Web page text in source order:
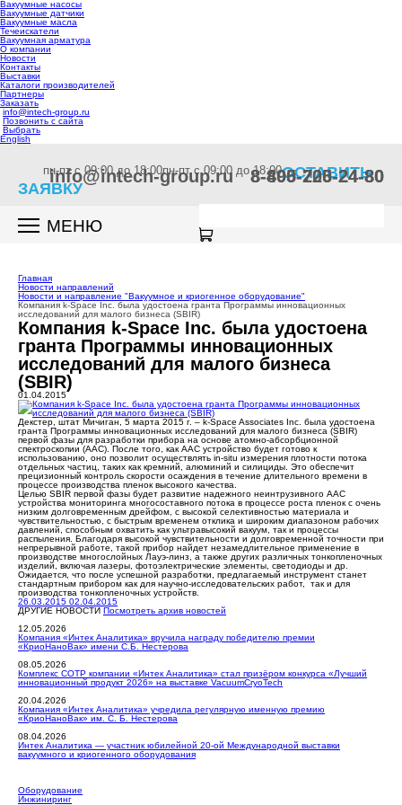
Вакуумные насосы
Вакуумные датчики
Вакуумные масла
Течеискатели
Вакуумная арматура
О компании
Новости
Контакты
Выставки
Каталоги производителей
Партнеры
Заказать
info@intech-group.ru
Позвонить с сайта
Выбрать
English
8-800-200-24-80
пн-пт c 09:00 до 18:00 8-495-725-24-80
пн-пт c 09:00 до 18:00
info@intech-group.ru
ОСТАВИТЬ
ЗАЯВКУ
МЕНЮ
Главная
Новости направлений
Новости и направление "Вакуумное и криогенное оборудование"
Компания k-Space Inc. была удостоена гранта Программы инновационных
исследований для малого бизнеса (SBIR)
Компания k-Space Inc. была удостоена
гранта Программы инновационных
исследований для малого бизнеса
(SBIR)
01.04.2015
Декстер, штат Мичиган, 5 марта 2015 г. – k-Space Associates Inc. была удостоена
гранта Программы инновационных исследований для малого бизнеса (SBIR)
первой фазы для разработки прибора на основе атомно-абсорбционной
спектроскопии (ААС). После того, как ААС устройство будет готово к
использованию, оно позволит осуществлять in-situ измерения плотности потока
отдельных частиц, таких как кремний, алюминий и силициды. Это обеспечит
прецизионный контроль скорости осаждения в течение длительного времени в
процессе производства пленок высокого качества.
Целью SBIR первой фазы будет развитие надежного неинтрузивного ААС
устройства мониторинга многосоставного потока в процессе роста пленок с очень
низким долговременным дрейфом, с высокой селективностью материала и
чувствительностью, с быстрым временем отклика и широким диапазоном рабочих
давлений, способным охватить как ультравысокий вакуум, так и процессы
распыления. Благодаря высокой чувствительности и долговременной точности при
непрерывной работе, такой прибор найдет незамедлительное применение в
производстве многослойных Лауэ-линз, а также других различных тонкопленочных
изделий, включая лазеры, фотоэлектрические элементы, светодиоды и др.
Ожидается, что после успешной разработки, предлагаемый инструмент станет
стандартным прибором как для научно-исследовательских работ, так и для
производства тонкопленочных устройств.
26.03.2015 02.04.2015
ДРУГИЕ НОВОСТИ Посмотреть архив новостей
12.05.2026
Компания «Интек Аналитика» вручила награду победителю премии
«КриоНаноВак» имени С.Б. Нестерова
08.05.2026
Комплекс СОТР компании «Интек Аналитика» стал призёром конкурса «Лучший
инновационный продукт 2026» на выставке VacuumCryoTech
20.04.2026
Компания «Интек Аналитика» учредила регулярную именную премию
«КриоНаноВак» им. С. Б. Нестерова
08.04.2026
Интек Аналитика — участник юбилейной 20-ой Международной выставки
вакуумного и криогенного оборудования
Оборудование
Инжиниринг